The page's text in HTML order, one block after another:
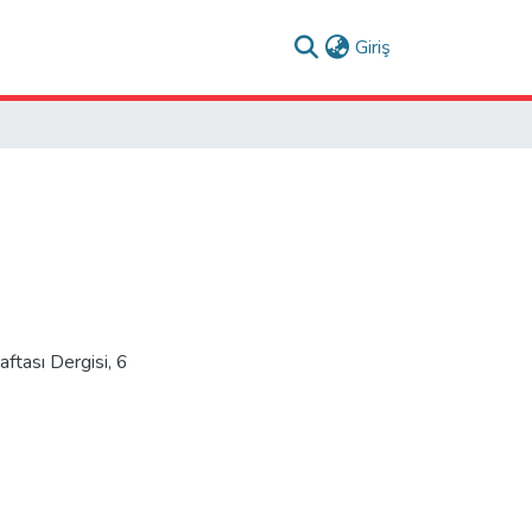
Giriş
Dergisi, 6